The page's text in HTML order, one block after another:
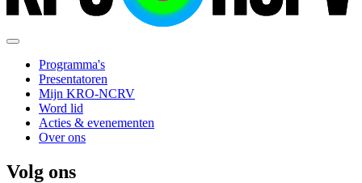
Programma's
Presentatoren
Mijn KRO-NCRV
Word lid
Acties & evenementen
Over ons
Volg ons